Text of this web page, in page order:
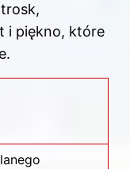
i piękno, które